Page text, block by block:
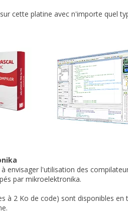
cette platine avec n'importe quel
envisager l'utilisation des
par mikroelektronika.
à 2 Ko de code) sont disponibles